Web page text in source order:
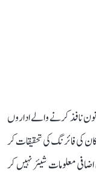
نافذ کرنے والے اداروں
کی فائرنگ کی تحقیقات کر
معلومات شیئر نہیں کر